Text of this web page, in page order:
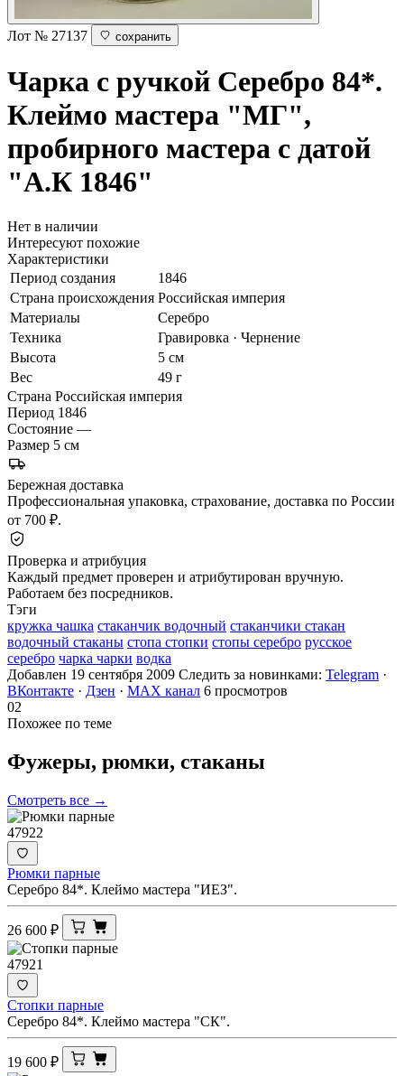
Лот № 27137 сохранить
Чарка с ручкой Серебро 84*.
Клеймо мастера "МГ",
пробирного мастера с датой
"А.К 1846"
Нет в наличии
Интересуют похожие
Характеристики
Период создания
1846
Страна происхождения Российская империя
Материалы
Серебро
Техника
Гравировка · Чернение
Высота
5 см
Вес
49 г
Страна Российская империя
Период 1846
Состояние —
Размер 5 см
Бережная доставка
Профессиональная упаковка, страхование, доставка по России
от 700 ₽.
Проверка и атрибуция
Каждый предмет проверен и атрибутирован вручную.
Работаем без посредников.
Тэги
кружка чашка стаканчик водочный стаканчики стакан
водочный стаканы стопа стопки стопы серебро русское
серебро чарка чарки водка
Добавлен 19 сентября 2009 Следить за новинками: Telegram ·
ВКонтакте · Дзен · MAX канал 6 просмотров
02
Похожее по теме
Фужеры, рюмки, стаканы
Смотреть все →
47922
Рюмки парные
Серебро 84*. Клеймо мастера "ИЕЗ".
26 600 ₽
47921
Стопки парные
Серебро 84*. Клеймо мастера "СК".
19 600 ₽